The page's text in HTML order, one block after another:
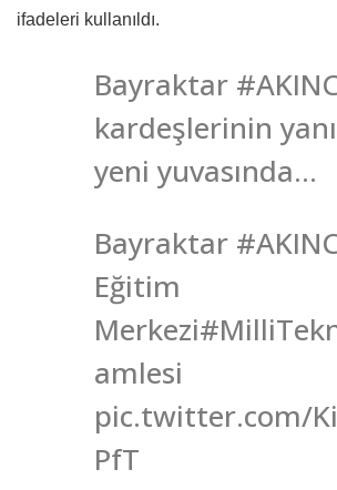
ifadeleri kullanıldı.
Bayraktar
kardeşlerinin
yeni yuvasında…
Bayraktar
Eğitim
amlesi
pic.twitter.com/
PfT